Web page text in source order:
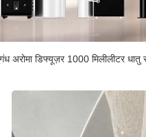
अरोमा डिफ्यूज़र 1000 मिलीलीटर धातु